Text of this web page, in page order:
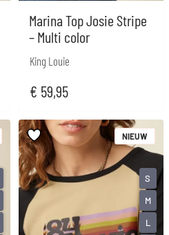
Marina Top Josie Stripe
– Multi color
King Louie
€ 59,95
NIEUW
S
M
L